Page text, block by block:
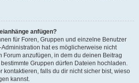
anfügen?
für Foren, Gruppen und einzelne Benutzer
hat es möglicherweise nicht
Forum anzufügen, in dem du deinen Beitrag
Gruppen dürfen Dateien hochladen.
kontaktieren, falls du dir nicht sicher bist, wieso
kannst.